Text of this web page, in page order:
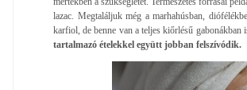
lazac. Megtaláljuk még a marhahúsban,
karfiol, de benne van a teljes kiőrlésű gabonákban
tartalmazó ételekkel együtt jobban felszívódik.